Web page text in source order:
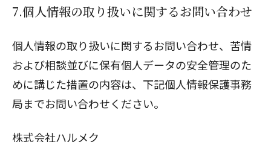
7.個人情報の取り扱いに関するお問い合わせ
個人情報の取り扱いに関するお問い合わせ、苦情
および相談並びに保有個人データの安全管理のた
めに講じた措置の内容は、下記個人情報保護事務
局までお問い合わせください。
株式会社ハルメク